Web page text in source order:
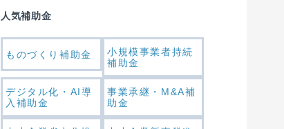
人気補助金
ものづくり補助金
小規模事業者持続
補助金
デジタル化・AI導
入補助金
事業承継・M&A補
助金